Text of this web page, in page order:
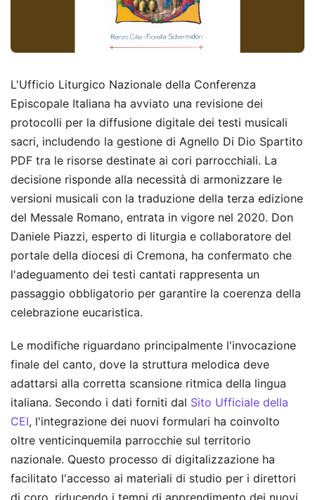
L'Ufficio Liturgico Nazionale della Conferenza
Episcopale Italiana ha avviato una revisione dei
protocolli per la diffusione digitale dei testi musicali
sacri, includendo la gestione di Agnello Di Dio Spartito
PDF tra le risorse destinate ai cori parrocchiali. La
decisione risponde alla necessità di armonizzare le
versioni musicali con la traduzione della terza edizione
del Messale Romano, entrata in vigore nel 2020. Don
Daniele Piazzi, esperto di liturgia e collaboratore del
portale della diocesi di Cremona, ha confermato che
l'adeguamento dei testi cantati rappresenta un
passaggio obbligatorio per garantire la coerenza della
celebrazione eucaristica.
Le modifiche riguardano principalmente l'invocazione
finale del canto, dove la struttura melodica deve
adattarsi alla corretta scansione ritmica della lingua
italiana. Secondo i dati forniti dal Sito Ufficiale della
CEI, l'integrazione dei nuovi formulari ha coinvolto
oltre venticinquemila parrocchie sul territorio
nazionale. Questo processo di digitalizzazione ha
facilitato l'accesso ai materiali di studio per i direttori